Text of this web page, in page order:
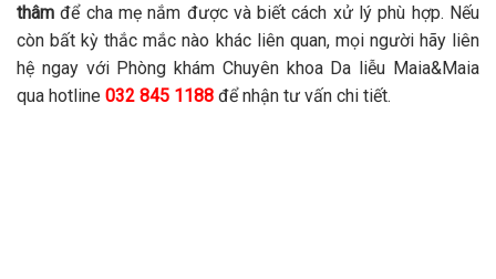
thâm để cha mẹ nắm được và biết cách xử lý phù hợp. Nếu
còn bất kỳ thắc mắc nào khác liên quan, mọi người hãy liên
hệ ngay với Phòng khám Chuyên khoa Da liễu Maia&Maia
qua hotline 032 845 1188 để nhận tư vấn chi tiết.